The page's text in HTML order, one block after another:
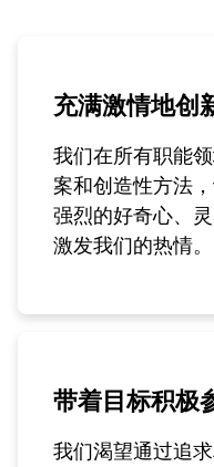
充满激情地创
我们在所有职能
案和创造性方法
强烈的好奇心、
激发我们的热情。
带着目标积极
我们渴望通过追